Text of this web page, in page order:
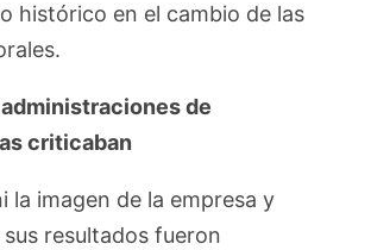
histórico en el cambio de las
de
criticaban
la imagen de la empresa y
resultados fueron